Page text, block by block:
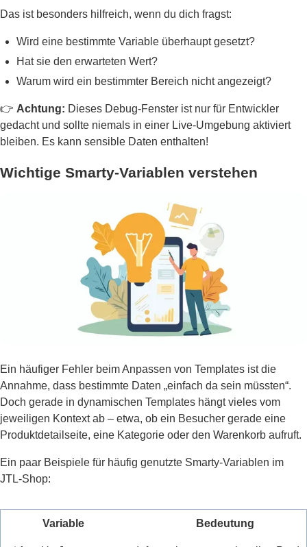
Das ist besonders hilfreich, wenn du dich fragst:
Wird eine bestimmte Variable überhaupt gesetzt?
Hat sie den erwarteten Wert?
Warum wird ein bestimmter Bereich nicht angezeigt?
👉 Achtung: Dieses Debug-Fenster ist nur für Entwickler
gedacht und sollte niemals in einer Live-Umgebung aktiviert
bleiben. Es kann sensible Daten enthalten!
Wichtige Smarty-Variablen verstehen
Ein häufiger Fehler beim Anpassen von Templates ist die
Annahme, dass bestimmte Daten „einfach da sein müssten“.
Doch gerade in dynamischen Templates hängt vieles vom
jeweiligen Kontext ab – etwa, ob ein Besucher gerade eine
Produktdetailseite, eine Kategorie oder den Warenkorb aufruft.
Ein paar Beispiele für häufig genutzte Smarty-Variablen im
JTL-Shop:
Variable Bedeutung